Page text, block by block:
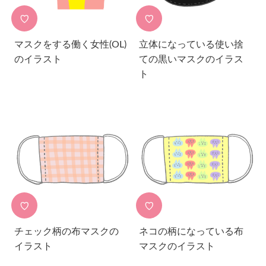
♡
マスクをする働く女性(OL)
のイラスト
♡
立体になっている使い捨
ての黒いマスクのイラス
ト
♡
チェック柄の布マスクの
イラスト
♡
ネコの柄になっている布
マスクのイラスト